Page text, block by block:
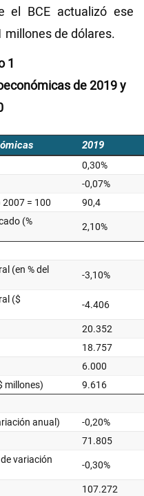
el BCE actualizó ese
millones de dólares.
1
de 2019 y